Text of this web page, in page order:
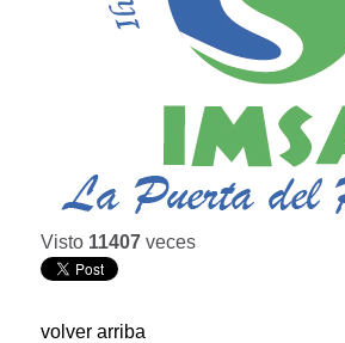
Visto 11407 veces
volver arriba